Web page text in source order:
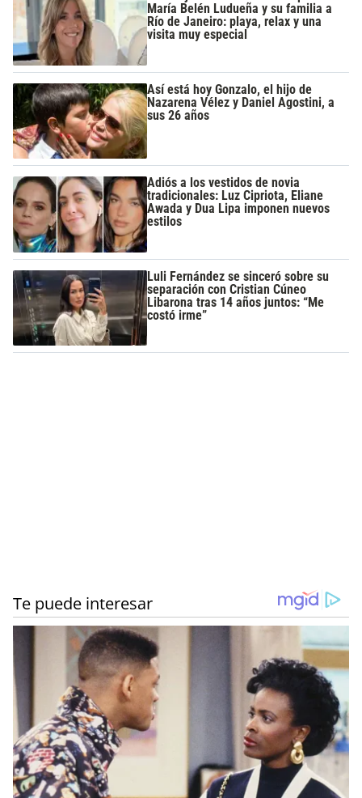
María Belén Ludueña y su familia a
Río de Janeiro: playa, relax y una
visita muy especial
Así está hoy Gonzalo, el hijo de
Nazarena Vélez y Daniel Agostini, a
sus 26 años
Adiós a los vestidos de novia
tradicionales: Luz Cipriota, Eliane
Awada y Dua Lipa imponen nuevos
estilos
Luli Fernández se sinceró sobre su
separación con Cristian Cúneo
Libarona tras 14 años juntos: “Me
costó irme”